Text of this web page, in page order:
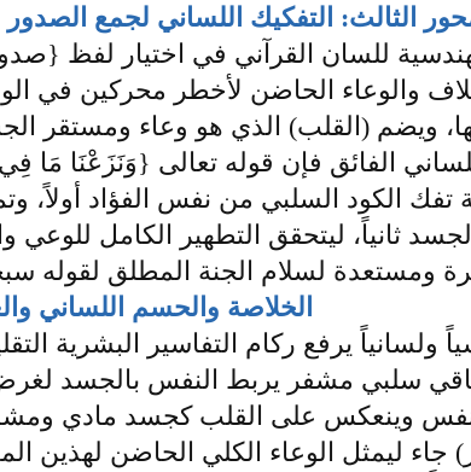
الثالث: التفكيك اللساني لجمع الصدور
للسان القرآني في اختيار لفظ
والوعاء الحاضن لأخطر محركين في
ويضم (القلب) الذي هو وعاء ومستقر
الفائق فإن قوله تعالى {وَنَزَعْنَا
تفك الكود السلبي من نفس الفؤاد أولاً،
ثانياً، ليتحقق التطهير الكامل للوعي
ومستعدة لسلام الجنة المطلق لقوله
الخلاصة والحسم اللساني
ولسانياً يرفع ركام التفاسير البشرية
سلبي مشفر يربط النفس بالجسد
وينعكس على القلب كجسد مادي
جاء ليمثل الوعاء الكلي الحاضن لهذين